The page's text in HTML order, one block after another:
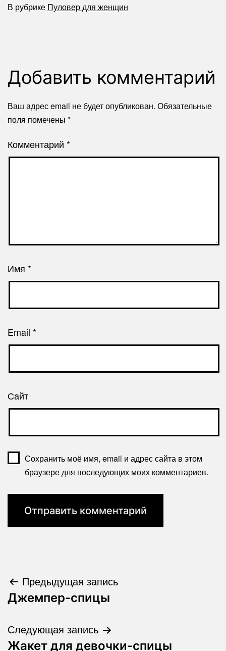
В рубрике Пуловер для женщин
Добавить комментарий
Ваш адрес email не будет опубликован. Обязательные
поля помечены *
Комментарий *
Имя *
Email *
Сайт
Сохранить моё имя, email и адрес сайта в этом
браузере для последующих моих комментариев.
Навигация
по
записям
Предыдущая запись
Джемпер-спицы
Следующая запись
Жакет для девочки-спицы